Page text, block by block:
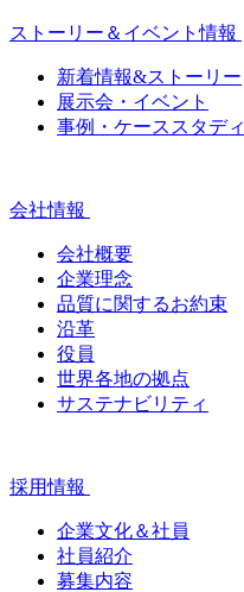
ストーリー＆イベント情報
新着情報&ストーリー
展示会・イベント
事例・ケーススタディ
会社情報
会社概要
企業理念
品質に関するお約束
沿革
役員
世界各地の拠点
サステナビリティ
採用情報
企業文化＆社員
社員紹介
募集内容